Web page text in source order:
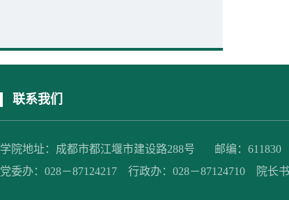
联系我们
学院地址：成都市都江堰市建设路288号 邮编：611830
党委办：028－87124217 行政办：028－87124710 院长书